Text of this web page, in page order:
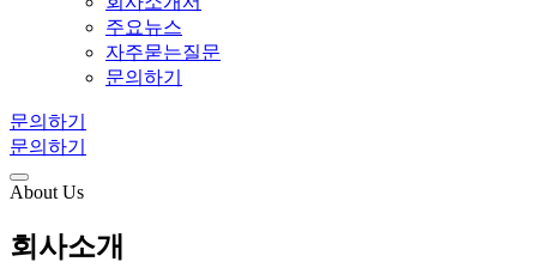
주요뉴스
자주묻는질문
문의하기
문의하기
문의하기
About Us
회사소개